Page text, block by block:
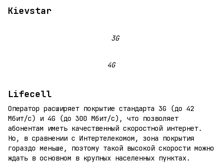
Kievstar
3G
4G
Lifecell
Оператор расширяет покрытие стандарта 3G (до 42
Мбит/с) и 4G (до 300 Мбит/с), что позволяет
абонентам иметь качественный скоростной интернет.
Но, в сравнении с Интертелекомом, зона покрытия
гораздо меньше, поэтому такой высокой скорости можно
ждать в основном в крупных населенных пунктах.